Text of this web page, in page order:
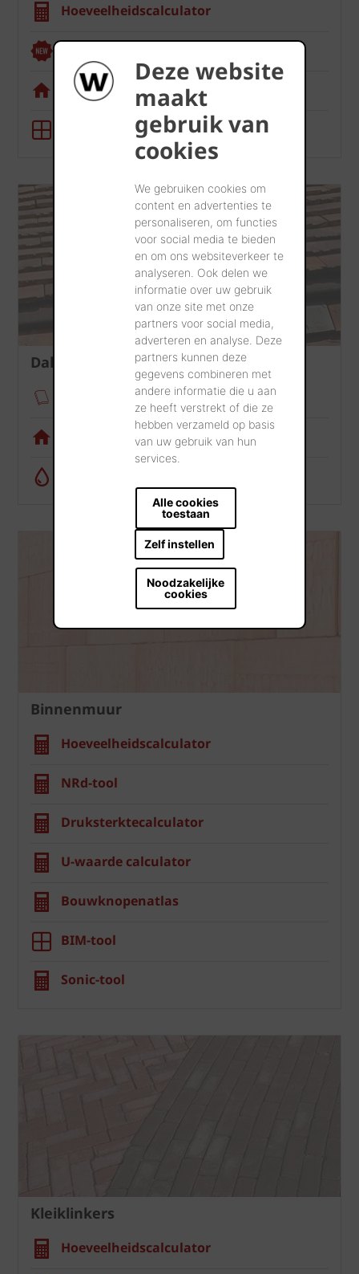
Deze website
maakt
gebruik van
cookies
We gebruiken cookies om
content en advertenties te
personaliseren, om functies
voor social media te bieden
en om ons websiteverkeer te
analyseren. Ook delen we
informatie over uw gebruik
van onze site met onze
partners voor social media,
adverteren en analyse. Deze
partners kunnen deze
gegevens combineren met
andere informatie die u aan
ze heeft verstrekt of die ze
hebben verzameld op basis
van uw gebruik van hun
services.
Alle cookies
toestaan
Zelf instellen
Noodzakelijke
cookies
Hoeveelheidscalculator
Visualisatietool
Dak
Verankeringsmodule
Visualisatietool
Binnenmuur
Hoeveelheidscalculator
NRd-tool
Druksterktecalculator
U-waarde calculator
Bouwknopenatlas
BIM-tool
Sonic-tool
Kleiklinkers
Hoeveelheidscalculator